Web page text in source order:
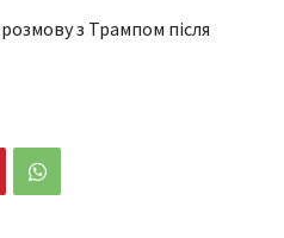
з Трампом після